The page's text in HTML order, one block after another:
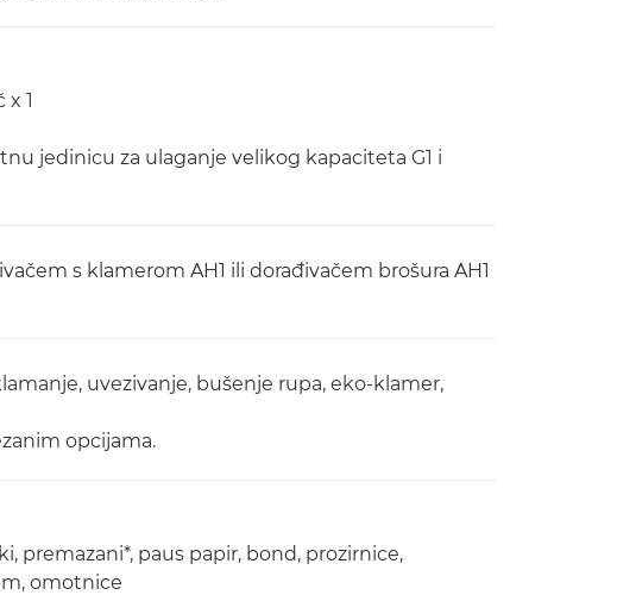
1
jedinicu za ulaganje velikog kapaciteta G1 i
s klamerom AH1 ili dorađivačem brošura AH1
uvezivanje, bušenje rupa, eko-klamer,
opcijama.
premazani*, paus papir, bond, prozirnice,
omotnice